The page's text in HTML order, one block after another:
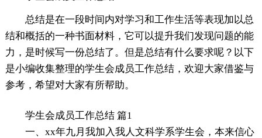
总结是在一段时间内对学习和工作生活等表现加以总
结和概括的一种书面材料，它可以提升我们发现问题的能
力，是时候写一份总结了。但是总结有什么要求呢？以下
是小编收集整理的学生会成员工作总结，欢迎大家借鉴与
参考，希望对大家有所帮助。
学生会成员工作总结 篇1
一、xx年九月我加入我人文科学系学生会，本来信心